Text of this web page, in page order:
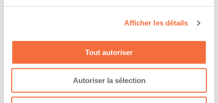
Afficher les détails
Tout autoriser
Autoriser la sélection
Formations / certifications - Mention F sur le
permis de conduire
The owner-operator has the ability to
work at/during :